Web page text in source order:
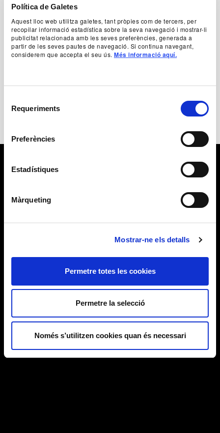
Política de Galetes
Aquest lloc web utilitza galetes, tant pròpies com de tercers, per
recopilar informació estadística sobre la seva navegació i mostrar-li
publicitat relacionada amb les seves preferències, generada a
partir de les seves pautes de navegació. Si continua navegant,
considerem que accepta el seu ús. Més informació aquí.
Requeriments
Preferències
Estadístiques
Màrqueting
Mostrar-ne els detalls
Permetre totes les cookies
Permetre la selecció
Només s’utilitzen cookies quan és necessari
Autoria
Josep Maria Benet i Jornet